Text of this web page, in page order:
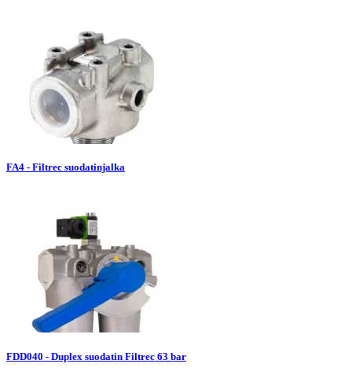
FA4 - Filtrec suodatinjalka
FDD040 - Duplex suodatin Filtrec 63 bar